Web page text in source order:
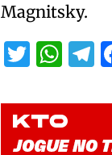
Magnitsky.
Twitter